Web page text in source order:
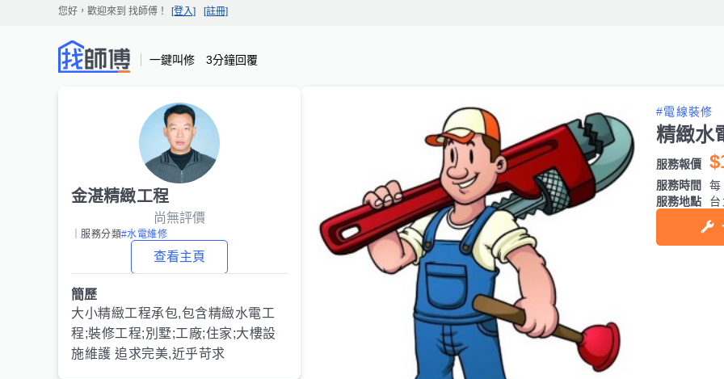
您好，歡迎來到 找師傅 ！ [登入] [註冊]
一鍵叫修 3分鐘回覆
金湛精緻工程
尚無評價
｜服務分類#水電維修
查看主頁
簡歷
大小精緻工程承包,包含精緻水電工
程;裝修工程;別墅;工廠;住家;大樓設
施維護 追求完美,近乎苛求
#電線裝修
精緻水
服務報價
服務時間
服務地點